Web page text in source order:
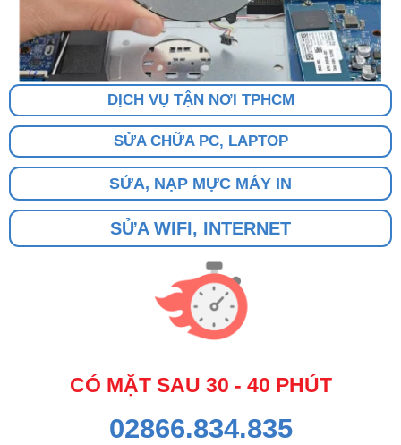
DỊCH VỤ TẬN NƠI TPHCM
SỬA CHỮA PC, LAPTOP
SỬA, NẠP MỰC MÁY IN
SỬA WIFI, INTERNET
CÓ MẶT SAU 30 - 40 PHÚT
02866.834.835